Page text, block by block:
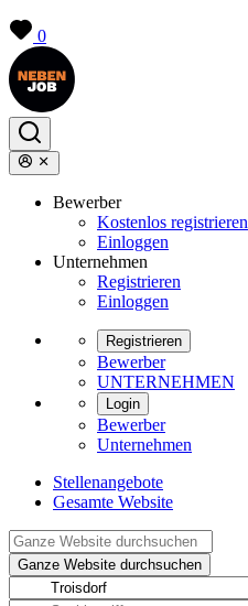
0
Bewerber
Kostenlos registrieren
Einloggen
Unternehmen
Registrieren
Einloggen
Registrieren
Bewerber
UNTERNEHMEN
Login
Bewerber
Unternehmen
Stellenangebote
Gesamte Website